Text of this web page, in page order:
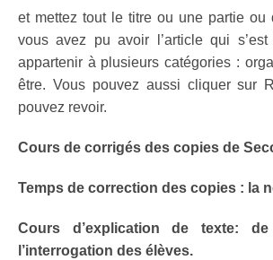
et mettez tout le titre ou une partie ou
vous avez pu avoir l’article qui
appartenir à plusieurs catégories :
être. Vous pouvez aussi cliquer sur
pouvez revoir.
Cours de corrigés des copies de
Temps de correction des copies : la
Cours d’explication de texte:
l’interrogation des élèves.